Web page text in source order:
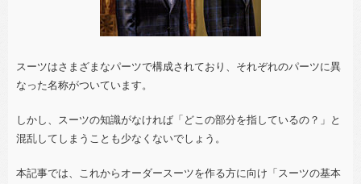
スーツはさまざまなパーツで構成されており、それぞれのパーツに異
なった名称がついています。
しかし、スーツの知識がなければ「どこの部分を指しているの？」と
混乱してしまうことも少なくないでしょう。
本記事では、これからオーダースーツを作る方に向け「スーツの基本